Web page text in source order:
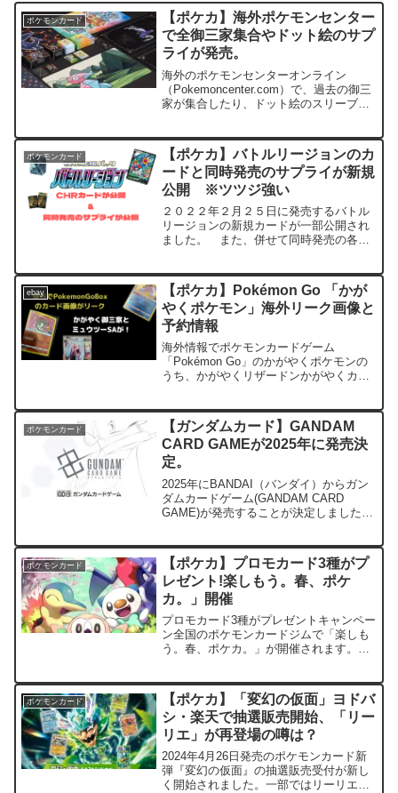
ポケモンカード
【ポケカ】海外ポケモンセンター
で全御三家集合やドット絵のサプ
ライが発売。
海外のポケモンセンターオンライン
（Pokemoncenter.com）で、過去の御三
家が集合したり、ドット絵のスリーブや
即納品であることから、最近決済を蹴ら
れがちなクレ...
ポケモンカード
【ポケカ】バトルリージョンのカ
ードと同時発売のサプライが新規
公開 ※ツツジ強い
２０２２年２月２５日に発売するバトル
リージョンの新規カードが一部公開され
ました。 また、併せて同時発売の各種
ードはCHR４枚アヤシシ・スターミー
V・ガブリアスV・シ...
ebay
【ポケカ】Pokémon Go 「かが
やくポケモン」海外リーク画像と
予約情報
海外情報でポケモンカードゲーム
「Pokémon Go」のかがやくポケモンの
うち、かがやくリザードンかがやくカメ
ナは公開されていませんが今回は御三家
がかがやくようです。t...
ポケモンカード
【ガンダムカード】GANDAM
CARD GAMEが2025年に発売決
定。
2025年にBANDAI（バンダイ）からガン
ダムカードゲーム(GANDAM CARD
GAME)が発売することが決定しました。
行われるようです。 ガンダム...
ポケモンカード
【ポケカ】プロモカード3種がプ
レゼント!楽しもう。春、ポケ
カ。」開催￼
プロモカード3種がプレゼントキャンペー
ン全国のポケモンカードジムで「楽しも
う。春、ポケカ。」が開催されます。開
ター・ポケモンストア配布時期：3月25
日（金）から入手条件...
ポケモンカード
【ポケカ】「変幻の仮面」ヨドバ
シ・楽天で抽選販売開始、「リー
リエ」が再登場の噂は？
2024年4月26日発売のポケモンカード新
弾『変幻の仮面』の抽選販売受付が新し
く開始されました。一部ではリーリエが